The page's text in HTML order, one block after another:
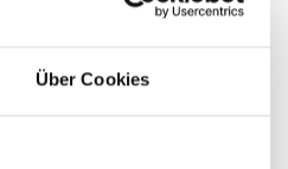
Über Cookies